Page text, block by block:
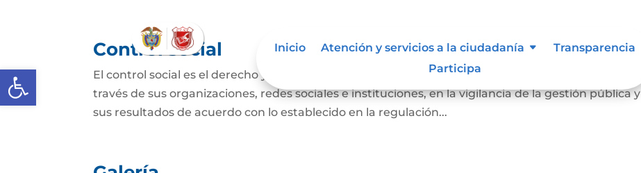
Abrir barra de herramientas
Inicio Atención y servicios a la ciudadanía
Transparencia
Participa
Control social
El control social es el derecho y el deber de los ciudadanos a participar, de manera individual o a
través de sus organizaciones, redes sociales e instituciones, en la vigilancia de la gestión pública y
sus resultados de acuerdo con lo establecido en la regulación...